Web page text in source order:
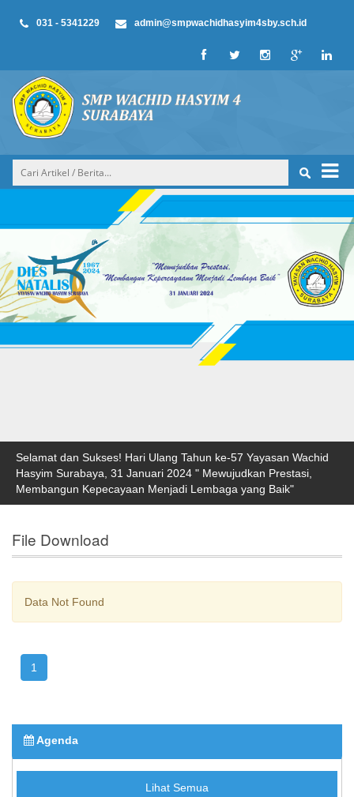
031 - 5341229 admin@smpwachidhasyim4sby.sch.id
Selamat dan Sukses! Hari Ulang Tahun ke-57 Yayasan Wachid
Hasyim Surabaya, 31 Januari 2024 " Mewujudkan Prestasi,
Membangun Kepecayaan Menjadi Lembaga yang Baik"
File Download
Data Not Found
1
Agenda
Lihat Semua